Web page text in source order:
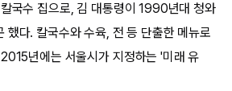
국수 집으로, 김 대통령이 1990년대 청와
했다. 칼국수와 수육, 전 등 단출한 메뉴로
년에는 서울시가 지정하는 '미래 유